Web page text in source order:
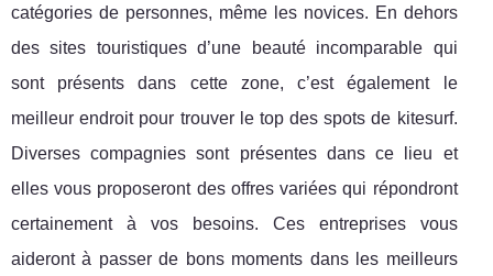
catégories de personnes, même les novices. En dehors
des sites touristiques d’une beauté incomparable qui
sont présents dans cette zone, c’est également le
meilleur endroit pour trouver le top des spots de kitesurf.
Diverses compagnies sont présentes dans ce lieu et
elles vous proposeront des offres variées qui répondront
certainement à vos besoins. Ces entreprises vous
aideront à passer de bons moments dans les meilleurs